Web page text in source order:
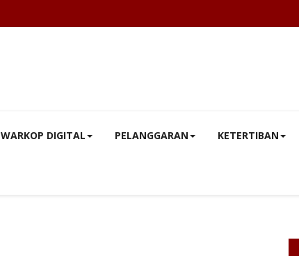
WARKOP DIGITAL PELANGGARAN KETERTIBAN